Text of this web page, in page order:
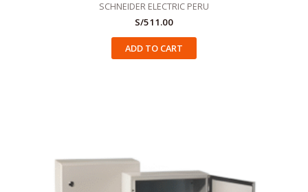
SCHNEIDER ELECTRIC PERU
S/511.00
ADD TO CART